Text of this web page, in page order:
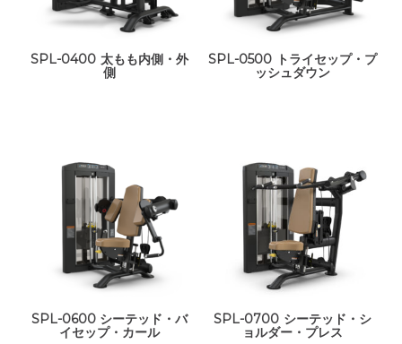
SPL-0400 太もも内側・外
側
SPL-0500 トライセップ・プ
ッシュダウン
SPL-0600 シーテッド・バ
イセップ・カール
SPL-0700 シーテッド・シ
ョルダー・プレス